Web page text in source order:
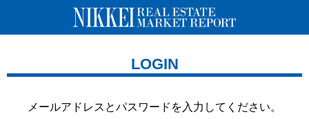
LOGIN
メールアドレスとパスワードを 入力してください。